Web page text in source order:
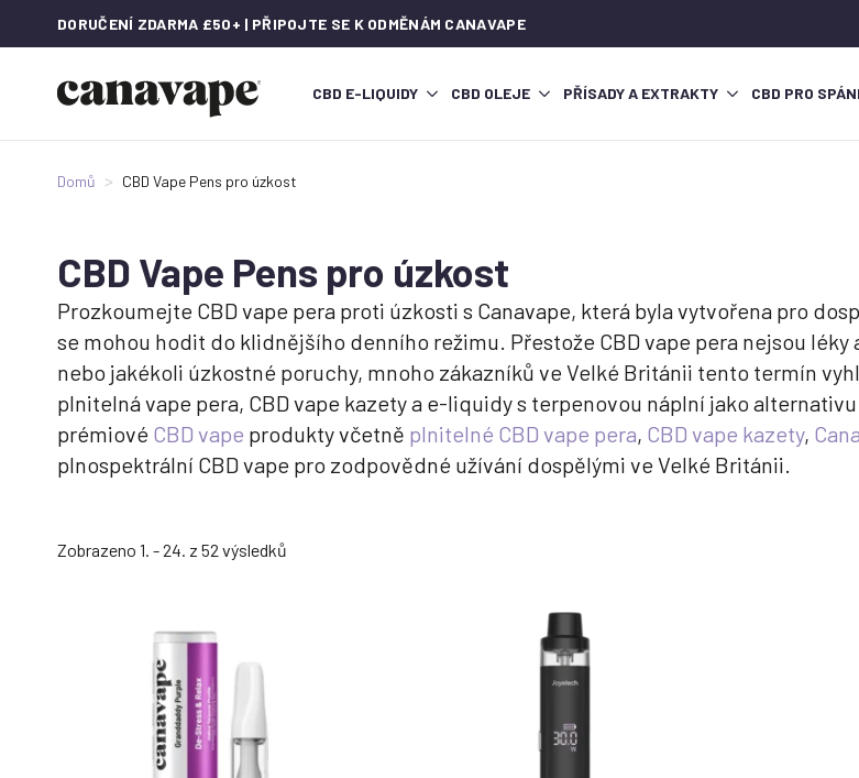
DORUČENÍ ZDARMA £50+ | PŘIPOJTE SE K ODMĚNÁM CANAVAPE
CBD E-LIQUIDY CBD OLEJE PŘÍSADY A EXTRAKTY CBD PRO
Domů CBD Vape Pens pro úzkost
CBD Vape Pens pro úzkost
Prozkoumejte CBD vape pera proti úzkosti s Canavape, která byla vytvořena pro
se mohou hodit do klidnějšího denního režimu. Přestože CBD vape pera nejsou
nebo jakékoli úzkostné poruchy, mnoho zákazníků ve Velké Británii tento termín
plnitelná vape pera, CBD vape kazety a e-liquidy s terpenovou náplní jako
prémiové CBD vape produkty včetně plnitelné CBD vape pera, CBD vape kazety,
plnospektrální CBD vape pro zodpovědné užívání dospělými ve Velké Británii.
Zobrazeno 1. - 24. z 52 výsledků